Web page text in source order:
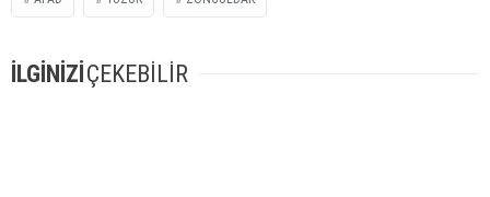
İLGİNİZİ ÇEKEBİLİR